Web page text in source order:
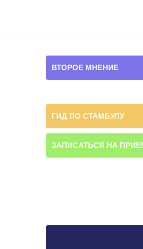
ВТОРОЕ МНЕНИЕ
ГИД ПО СТАМБУЛУ
ЗАПИСАТЬСЯ НА